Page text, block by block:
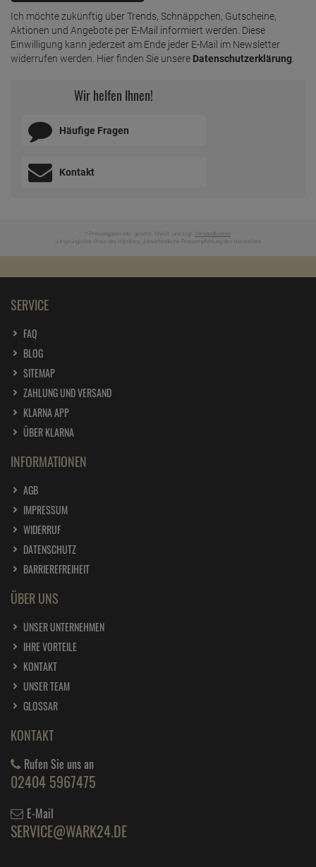
Ich möchte zukünftig über Trends, Schnäppchen, Gutscheine,
Aktionen und Angebote per E-Mail informiert werden. Diese
Einwilligung kann jederzeit am Ende jeder E-Mail im Newsletter
widerrufen werden. Hier finden Sie unsere Datenschutzerklärung
Wir helfen Ihnen!
Häufige Fragen
Kontakt
* Preisangaben inkl. gesetzl. MwSt. und zzgl. Versandkosten
Ursprünglicher Preis des Händlers, Unverbindliche Preisempfehlung des Herstellers
SERVICE
FAQ
BLOG
SITEMAP
ZAHLUNG UND VERSAND
KLARNA APP
ÜBER KLARNA
INFORMATIONEN
AGB
IMPRESSUM
WIDERRUF
DATENSCHUTZ
BARRIEREFREIHEIT
ÜBER UNS
UNSER UNTERNEHMEN
IHRE VORTEILE
KONTAKT
UNSER TEAM
GLOSSAR
KONTAKT
Rufen Sie uns an
02404 5967475
E-Mail
SERVICE@WARK24.DE